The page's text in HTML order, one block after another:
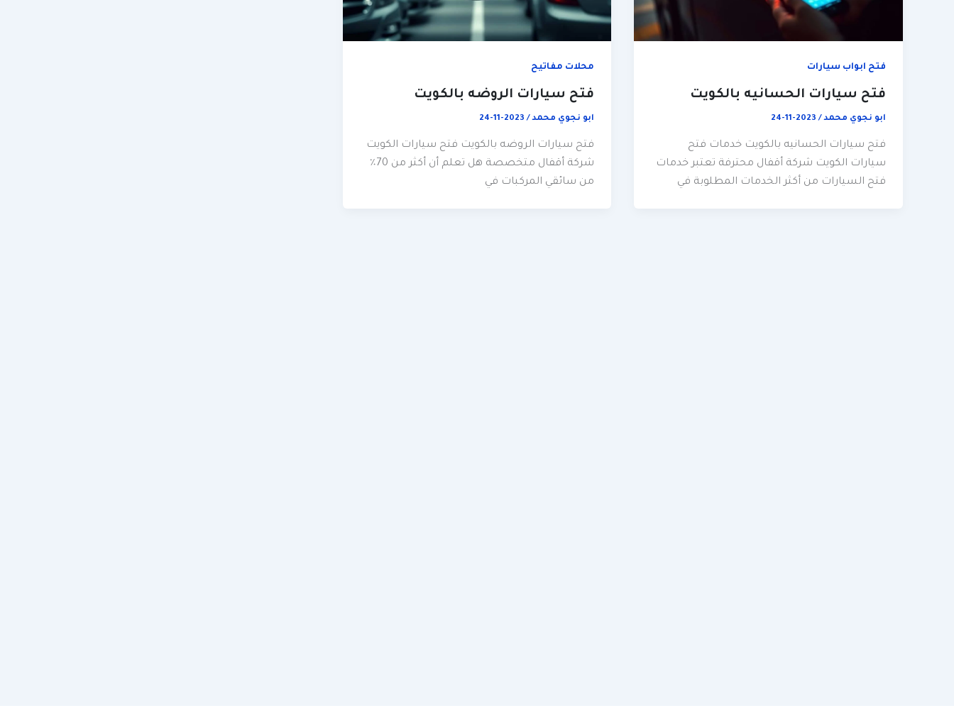
فتح ابواب سيارات
فتح سيارات الحسانيه بالكويت
ابو نجوي محمد/
2023-11-24
فتح سيارات الحسانيه بالكويت خدمات فتح
سيارات الكويت شركة أقفال محترفة تعتبر خدمات
فتح السيارات من أكثر الخدمات المطلوبة في
محلات مفاتيح
فتح سيارات الروضه بالكويت
ابو نجوي محمد/
2023-11-24
فتح سيارات الروضه بالكويت فتح سيارات الكويت
شركة أقفال متخصصة هل تعلم أن أكثر من 70٪
من سائقي المركبات في